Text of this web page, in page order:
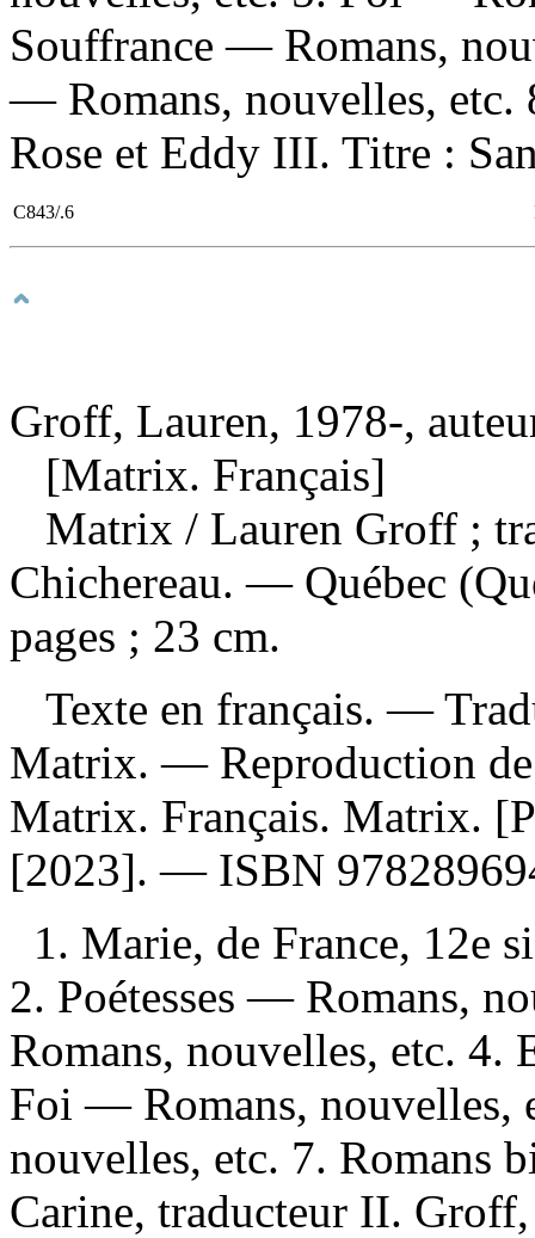
Souffrance — Romans,
— Romans, nouvelles,
Rose et Eddy III. Titre :
C843/.6
Groff, Lauren, 1978-,
[Matrix. Français]
Matrix / Lauren Groff ;
Chichereau. — Québec
pages ; 23 cm.
Texte en français. —
Matrix. — Reproduction
Matrix. Français. Matrix.
[2023]. — ISBN
1. Marie, de France, 12e
2. Poétesses — Romans,
Romans, nouvelles, etc.
Foi — Romans, nouvelles,
nouvelles, etc. 7. Romans
Carine, traducteur II.